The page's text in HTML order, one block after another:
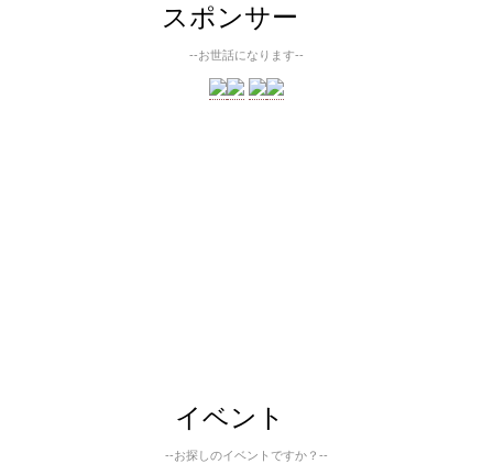
スポンサー
--お世話になります--
イベント
--お探しのイベントですか？--